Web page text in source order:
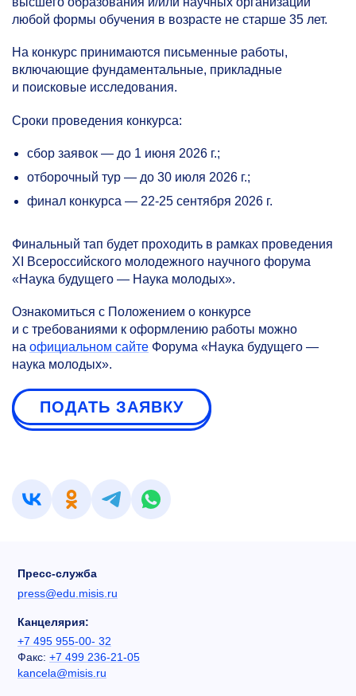
любой формы обучения в возрасте не старше 35 лет.
На конкурс принимаются письменные работы,
включающие фундаментальные, прикладные
и поисковые исследования.
Сроки проведения конкурса:
сбор заявок — до 1 июня 2026 г.;
отборочный тур — до 30 июля 2026 г.;
финал конкурса — 22-25 сентября 2026 г.
Финальный тап будет проходить в рамках проведения
XI Всероссийского молодежного научного форума
«Наука будущего — Наука молодых».
Ознакомиться с Положением о конкурсе
и с требованиями к оформлению работы можно
на официальном сайте Форума «Наука будущего —
наука молодых».
ПОДАТЬ ЗАЯВКУ
Пресс-служба
press@edu.misis.ru
Канцелярия:
+7 495 955-00- 32
Факс: +7 499 236-21-05
kancela@misis.ru